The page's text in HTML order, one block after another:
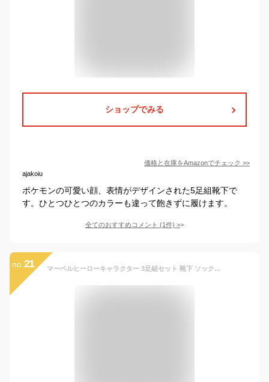
ショップでみる
価格と在庫をAmazonでチェック >>
ajakoiu
ポケモンの可愛い顔、表情がデザインされた5足組靴下で
す。ひとつひとつのカラーも違って飽きずに履けます。
全てのおすすめコメント (1件) >
no. 21 マーベルヒーローキャラクター 3足組セット 靴下 ソックス キッズ 子供 女の子 男の子 ボーイズ ガールズ 3-5歳 12-15cm [並行輸入品]